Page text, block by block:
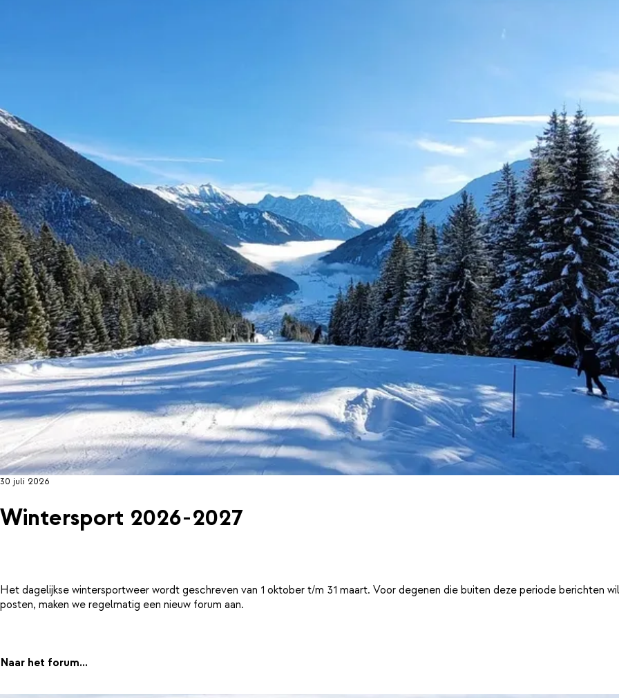
30 juli 2026
Wintersport 2026-2027
Het dagelijkse wintersportweer wordt geschreven van 1 oktober t/m 31 maart. Voor degenen die buiten deze periode berichten
posten, maken we regelmatig een nieuw forum aan.
Naar het forum...